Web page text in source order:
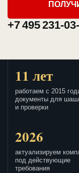
+7 495 231-
11 лет
работаем с 2015
документы для
и проверки
2026
актуализируем
под действующие
требования